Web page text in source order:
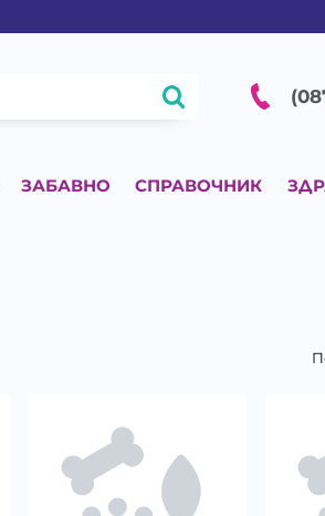
ЗАБАВНО СПРАВОЧНИК